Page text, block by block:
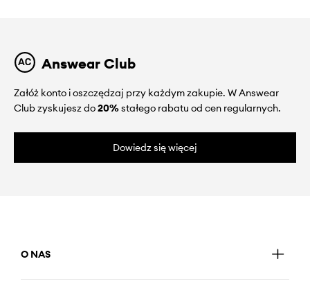
Answear Club
Załóż konto i oszczędzaj przy każdym zakupie. W Answear
Club zyskujesz do20%stałego rabatu od cen regularnych.
Dowiedz się więcej
O NAS